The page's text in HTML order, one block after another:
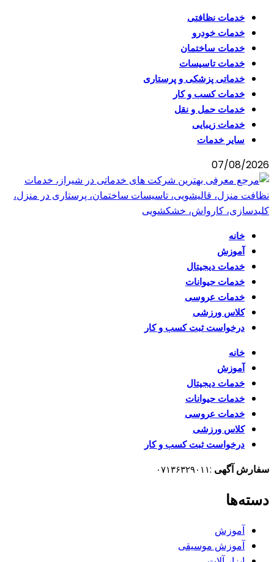
خدمات نظافتی
خدمات خودرو
خدمات ساختمان
خدمات تاسیسات
خدماتی پزشکی و پرستاری
خدمات کسب و کار
خدمات حمل و نقل
خدمات زیبایی
سایر خدمات
07/08/2026
خانه
آموزش
خدمات دیجیتال
خدمات حیوانات
خدمات عروسی
کلاس ورزشی
درخواست ثبت کسب و کار
خانه
آموزش
خدمات دیجیتال
خدمات حیوانات
خدمات عروسی
کلاس ورزشی
درخواست ثبت کسب و کار
سفارش آگهی :۰۷۱۳۶۳۲۹۰۱۱
دسته‌ها
آموزش
آموزش موسیقی